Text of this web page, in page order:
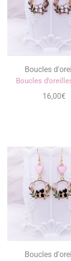
Boucles
Boucles
16,00€
Boucles